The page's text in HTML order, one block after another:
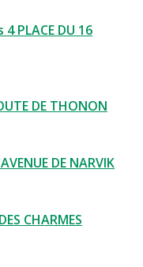
PLACE DU 16
DE THONON
DE NARVIK
CHARMES